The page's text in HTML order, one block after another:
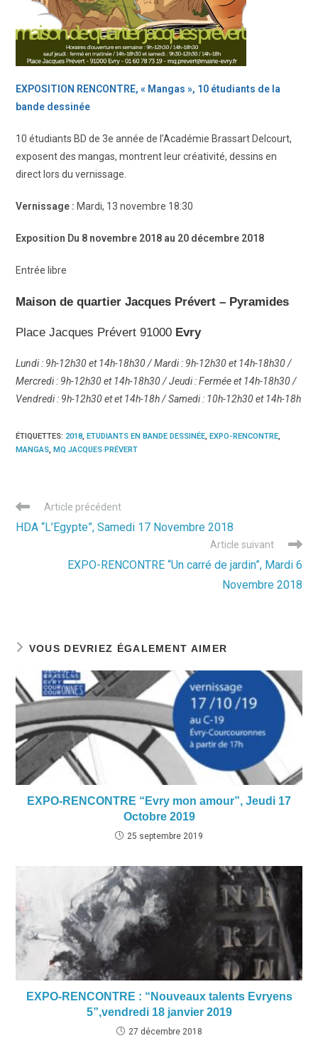
EXPOSITION RENCONTRE, « Mangas », 10 étudiants de la
bande dessinée
10 étudiants BD de 3e année de l’Académie Brassart Delcourt,
exposent des mangas, montrent leur créativité, dessins en
direct lors du vernissage.
Vernissage : Mardi, 13 novembre 18:30
Exposition Du 8 novembre 2018 au 20 décembre 2018
Entrée libre
Maison de quartier Jacques Prévert – Pyramides
Place Jacques Prévert 91000 Evry
Lundi : 9h-12h30 et 14h-18h30 / Mardi : 9h-12h30 et 14h-18h30 /
Mercredi : 9h-12h30 et 14h-18h30 / Jeudi : Fermée et 14h-18h30 /
Vendredi : 9h-12h30 et et 14h-18h / Samedi : 10h-12h30 et 14h-18h
ÉTIQUETTES: 2018, ETUDIANTS EN BANDE DESSINÉE, EXPO-RENCONTRE,
MANGAS, MQ JACQUES PRÉVERT
Read
articles
Article précédent
HDA “L’Egypte”, Samedi 17 Novembre 2018
Article suivant
EXPO-RENCONTRE “Un carré de jardin”, Mardi 6
Novembre 2018
VOUS DEVRIEZ ÉGALEMENT AIMER
EXPO-RENCONTRE “Evry mon amour”, Jeudi 17
Octobre 2019
25 septembre 2019
EXPO-RENCONTRE : “Nouveaux talents Evryens
5”,vendredi 18 janvier 2019
27 décembre 2018